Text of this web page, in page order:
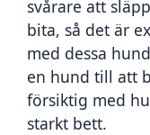
svårare att
bita, så det är
med dessa
en hund till att
försiktig med
starkt bett.